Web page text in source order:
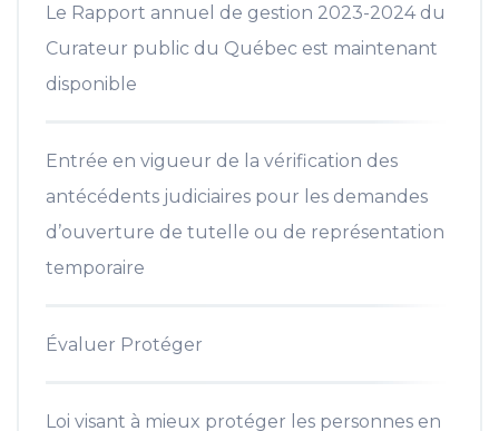
Le Rapport annuel de gestion 2023-2024 du
Curateur public du Québec est maintenant
disponible
Entrée en vigueur de la vérification des
antécédents judiciaires pour les demandes
d’ouverture de tutelle ou de représentation
temporaire
Évaluer Protéger
Loi visant à mieux protéger les personnes en